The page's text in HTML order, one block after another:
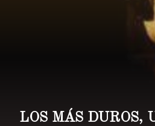
LOS MÁS DUROS,